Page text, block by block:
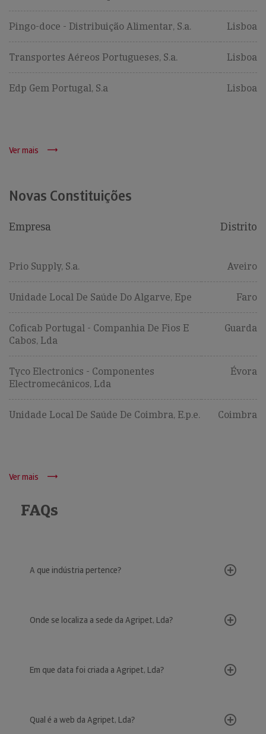
Pingo-doce - Distribuição Alimentar, S.a. Lisboa
Transportes Aéreos Portugueses, S.a. Lisboa
Edp Gem Portugal, S.a Lisboa
Ver mais
Novas Constituições
Empresa Distrito
Prio Supply, S.a. Aveiro
Unidade Local De Saúde Do Algarve, Epe Faro
Coficab Portugal - Companhia De Fios E
Cabos, Lda
Guarda
Tyco Electronics - Componentes
Electromecânicos, Lda
Évora
Unidade Local De Saúde De Coimbra, E.p.e. Coimbra
Ver mais
FAQs
A que indústria pertence?
Onde se localiza a sede da Agripet, Lda?
Em que data foi criada a Agripet, Lda?
Qual é a web da Agripet, Lda?